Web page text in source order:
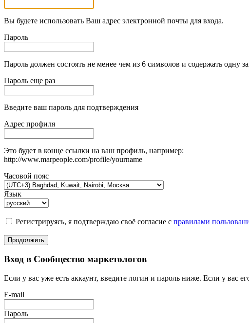
Вы будете использовать Ваш адрес электронной почты для входа.
Пароль
Пароль должен состоять не менее чем из 6 символов и содержать
Пароль еще раз
Введите ваш пароль для подтверждения
Адрес профиля
Это будет в конце ссылки на ваш профиль, например:
http://www.marpeople.com/profile/yourname
Часовой пояс
Язык
Регистрируясь, я подтверждаю своё согласие с правилами
Продолжить
Вход в Сообщество маркетологов
Если у вас уже есть аккаунт, введите логин и пароль ниже. Если у вас
E-mail
Пароль